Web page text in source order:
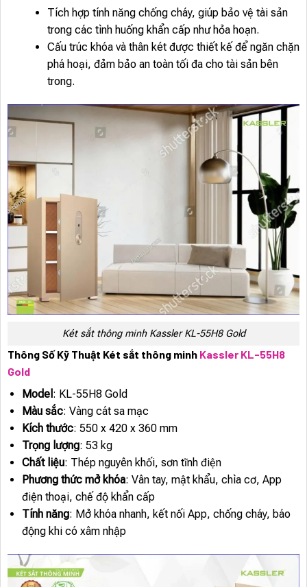
Tích hợp tính năng chống cháy, giúp bảo vệ tài sản
trong các tình huống khẩn cấp như hỏa hoạn.
Cấu trúc khóa và thân két được thiết kế để ngăn chặn
phá hoại, đảm bảo an toàn tối đa cho tài sản bên
trong.
Két sắt thông minh Kassler KL-55H8 Gold
Thông Số Kỹ Thuật Két sắt thông minh Kassler KL-55H8
Gold
Model : KL-55H8 Gold
Màu sắc: Vàng cát sa mạc
Kích thước: 550 x 420 x 360 mm
Trọng lượng: 53 kg
Chất liệu: Thép nguyên khối, sơn tĩnh điện
Phương thức mở khóa: Vân tay, mật khẩu, chìa cơ, App
điện thoại, chế độ khẩn cấp
Tính năng: Mở khóa nhanh, kết nối App, chống cháy, báo
động khi có xâm nhập